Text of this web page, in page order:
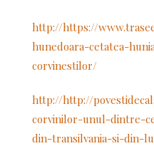
http://https://
hunedoara-cetatea-
corvinestilor/
http://http://
corvinilor-unul-dintre-
din-transilvania-si-din-